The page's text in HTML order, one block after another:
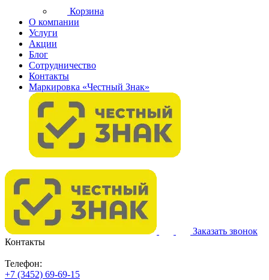
Корзина
О компании
Услуги
Акции
Блог
Сотрудничество
Контакты
Маркировка «Честный Знак»
Заказать звонок
Контакты
Телефон:
+7 (3452) 69-69-15